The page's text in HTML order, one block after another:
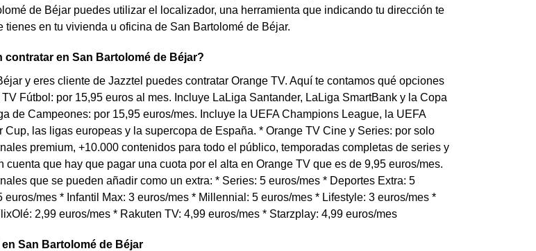
de Béjar puedes utilizar el localizador, una herramienta que indicando tu dirección te
tienes en tu vivienda u oficina de San Bartolomé de Béjar.
contratar en San Bartolomé de Béjar?
y eres cliente de Jazztel puedes contratar Orange TV. Aquí te contamos qué opciones
Fútbol: por 15,95 euros al mes. Incluye LaLiga Santander, LaLiga SmartBank y la Copa
de Campeones: por 15,95 euros/mes. Incluye la UEFA Champions League, la UEFA
Cup, las ligas europeas y la supercopa de España. * Orange TV Cine y Series: por solo
premium, +10.000 contenidos para todo el público, temporadas completas de series y
cuenta que hay que pagar una cuota por el alta en Orange TV que es de 9,95 euros/mes.
que se pueden añadir como un extra: * Series: 5 euros/mes * Deportes Extra: 5
mes * Infantil Max: 3 euros/mes * Millennial: 5 euros/mes * Lifestyle: 3 euros/mes *
2,99 euros/mes * Rakuten TV: 4,99 euros/mes * Starzplay: 4,99 euros/mes
San Bartolomé de Béjar